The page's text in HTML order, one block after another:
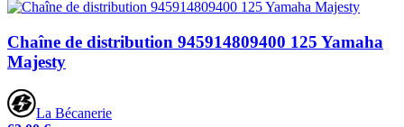
Chaîne de distribution 945914809400 125 Yamaha
Majesty
La Bécanerie